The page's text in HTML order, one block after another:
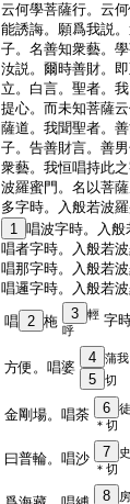
云何學菩薩行。云
能誘誨。願爲我説
子。名善知衆藝。
汝説。爾時善財。
立。白言。聖者。
提心。而未知菩薩
薩道。我聞聖者。
子。告善財言。善
衆藝。我恒唱持此
波羅蜜門。名以菩
多字時。入般若波
1 唱波字時。入
唱者字時。入般若
唱那字時。入般若
唱邏字時。入般若
唱 2 柂 3
輕
呼
字
方便。唱婆
4 蒲我
5 切
金剛場。唱荼 6
＊切
曰普輪。唱沙 7
＊切
8